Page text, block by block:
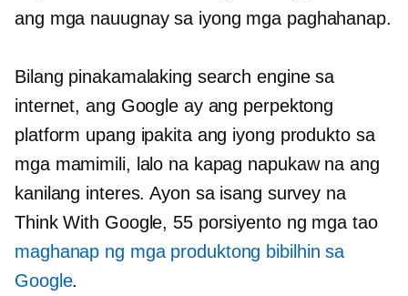
ang mga nauugnay sa iyong mga paghahanap.
Bilang pinakamalaking search engine sa
internet, ang Google ay ang perpektong
platform upang ipakita ang iyong produkto sa
mga mamimili, lalo na kapag napukaw na ang
kanilang interes. Ayon sa isang survey na
Think With Google, 55 porsiyento ng mga tao
maghanap ng mga produktong bibilhin sa
Google.